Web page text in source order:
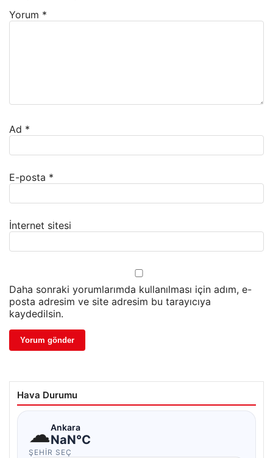
Yorum *
Ad *
E-posta *
İnternet sitesi
Daha sonraki yorumlarımda kullanılması için adım, e-
posta adresim ve site adresim bu tarayıcıya
kaydedilsin.
Hava Durumu
☁Ankara
NaN°C
ŞEHIR SEÇ